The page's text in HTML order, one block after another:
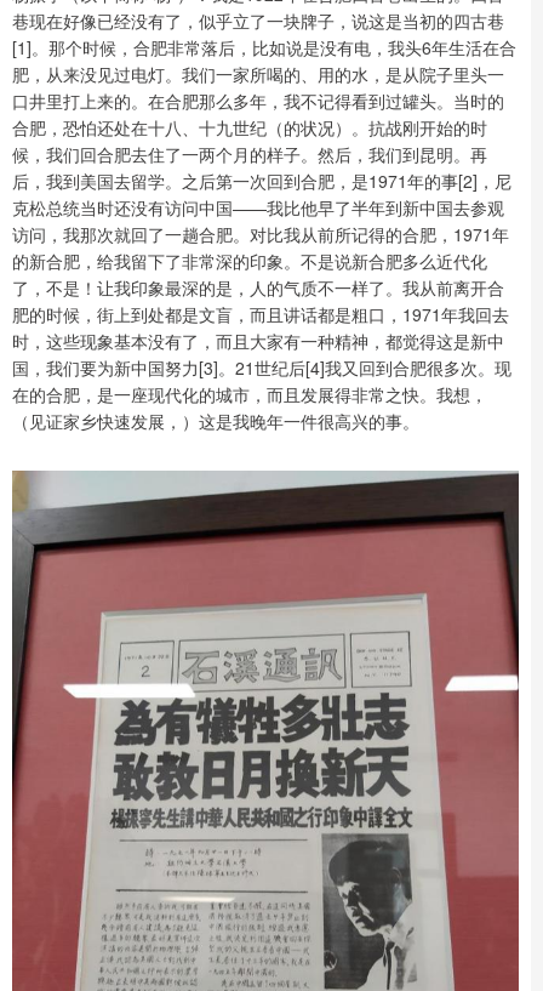
巷现在好像已经没有了，似乎立了一块牌子，说这是当初的四古巷
[1]。那个时候，合肥非常落后，比如说是没有电，我头6年生活在合
肥，从来没见过电灯。我们一家所喝的、用的水，是从院子里头一
口井里打上来的。在合肥那么多年，我不记得看到过罐头。当时的
合肥，恐怕还处在十八、十九世纪（的状况）。抗战刚开始的时
候，我们回合肥去住了一两个月的样子。然后，我们到昆明。再
后，我到美国去留学。之后第一次回到合肥，是1971年的事[2]，尼
克松总统当时还没有访问中国——我比他早了半年到新中国去参观
访问，我那次就回了一趟合肥。对比我从前所记得的合肥，1971年
的新合肥，给我留下了非常深的印象。不是说新合肥多么近代化
了，不是！让我印象最深的是，人的气质不一样了。我从前离开合
肥的时候，街上到处都是文盲，而且讲话都是粗口，1971年我回去
时，这些现象基本没有了，而且大家有一种精神，都觉得这是新中
国，我们要为新中国努力[3]。21世纪后[4]我又回到合肥很多次。现
在的合肥，是一座现代化的城市，而且发展得非常之快。我想，
（见证家乡快速发展，）这是我晚年一件很高兴的事。